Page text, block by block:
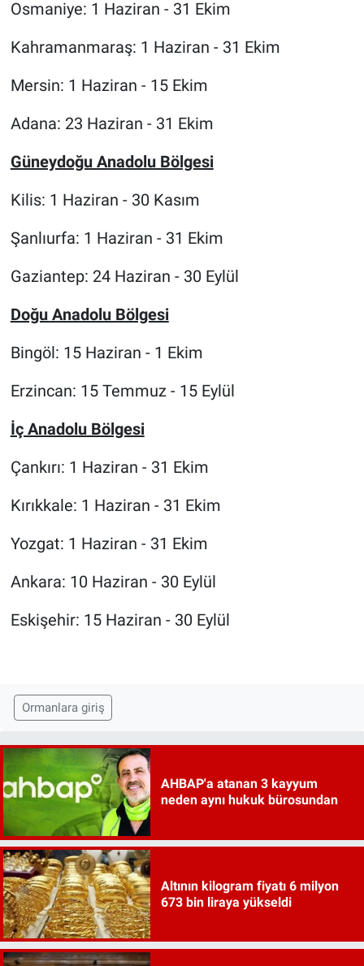
Osmaniye: 1 Haziran - 31 Ekim
Kahramanmaraş: 1 Haziran - 31 Ekim
Mersin: 1 Haziran - 15 Ekim
Adana: 23 Haziran - 31 Ekim
Güneydoğu Anadolu Bölgesi
Kilis: 1 Haziran - 30 Kasım
Şanlıurfa: 1 Haziran - 31 Ekim
Gaziantep: 24 Haziran - 30 Eylül
Doğu Anadolu Bölgesi
Bingöl: 15 Haziran - 1 Ekim
Erzincan: 15 Temmuz - 15 Eylül
İç Anadolu Bölgesi
Çankırı: 1 Haziran - 31 Ekim
Kırıkkale: 1 Haziran - 31 Ekim
Yozgat: 1 Haziran - 31 Ekim
Ankara: 10 Haziran - 30 Eylül
Eskişehir: 15 Haziran - 30 Eylül
Ormanlara giriş
AHBAP'a atanan 3 kayyum
neden aynı hukuk bürosundan
Altının kilogram fiyatı 6 milyon
673 bin liraya yükseldi